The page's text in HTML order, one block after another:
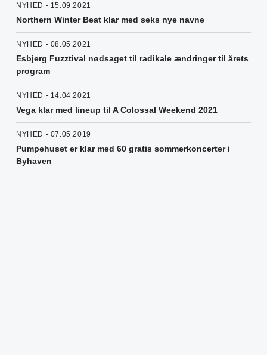
NYHED - 15.09.2021
Northern Winter Beat klar med seks nye navne
NYHED - 08.05.2021
Esbjerg Fuzztival nødsaget til radikale ændringer til årets
program
NYHED - 14.04.2021
Vega klar med lineup til A Colossal Weekend 2021
NYHED - 07.05.2019
Pumpehuset er klar med 60 gratis sommerkoncerter i
Byhaven